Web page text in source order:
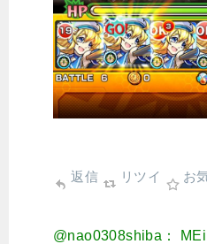
返信 リツイ お
@nao0308shiba：